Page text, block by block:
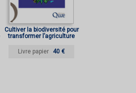
Cultiver la biodiversité pour
transformer l’agriculture
Livre papier 40 €